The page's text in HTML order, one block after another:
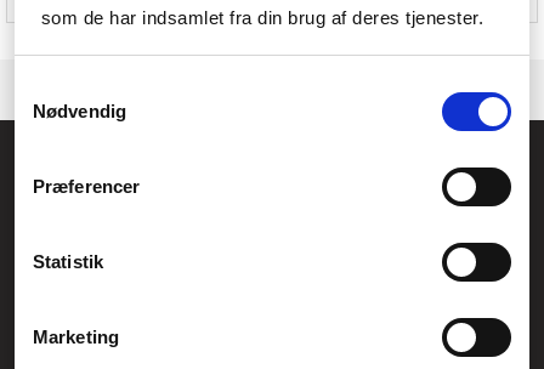
som de har indsamlet fra din brug af deres tjenester.
Nødvendig
Præferencer
Statistik
Marketing
CVR.: 26208637
Generelle henvendelser:
Service- og reklamationsafdelingen: